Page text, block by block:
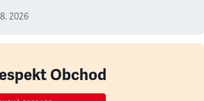
2026
Obchod